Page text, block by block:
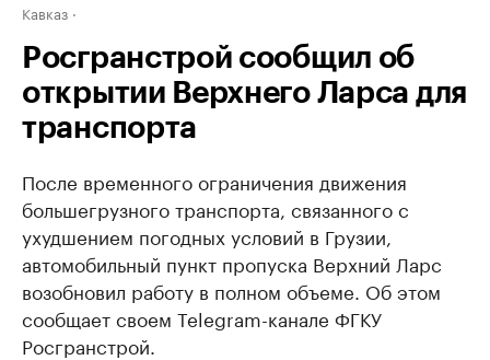
Кавказ
Росгранстрой сообщил об
открытии Верхнего Ларса для
транспорта
После временного ограничения движения
большегрузного транспорта, связанного с
ухудшением погодных условий в Грузии,
автомобильный пункт пропуска Верхний Ларс
возобновил работу в полном объеме. Об этом
сообщает своем Telegram-канале ФГКУ
Росгранстрой.